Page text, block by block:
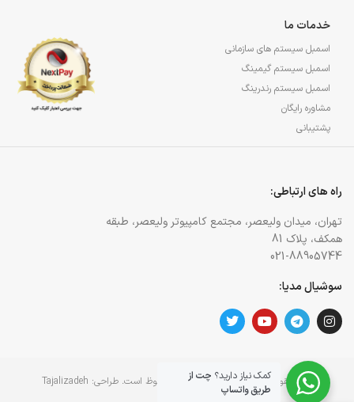
خدمات ما
اسمبل سیستم های سازمانی
اسمبل سیستم گیمینگ
اسمبل سیستم رندرینگ
مشاوره رایگان
پشتیبانی
راه های ارتباطی:
تهران، میدان ولیعصر، مجتمع کامپیوتر ولیعصر، طبقه
همکف، پلاک 81
021-88905744
سوشیال مدیا:
کلیه حقوق برای وبسایت آژمان آی تی محفوظ است. طراحی: Tajalizadeh کمک نیاز دارید؟ چت از
طریق واتساپ